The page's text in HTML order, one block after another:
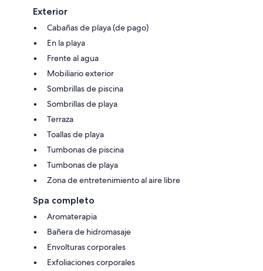
Exterior
Cabañas de playa (de pago)
En la playa
Frente al agua
Mobiliario exterior
Sombrillas de piscina
Sombrillas de playa
Terraza
Toallas de playa
Tumbonas de piscina
Tumbonas de playa
Zona de entretenimiento al aire libre
Spa completo
Aromaterapia
Bañera de hidromasaje
Envolturas corporales
Exfoliaciones corporales